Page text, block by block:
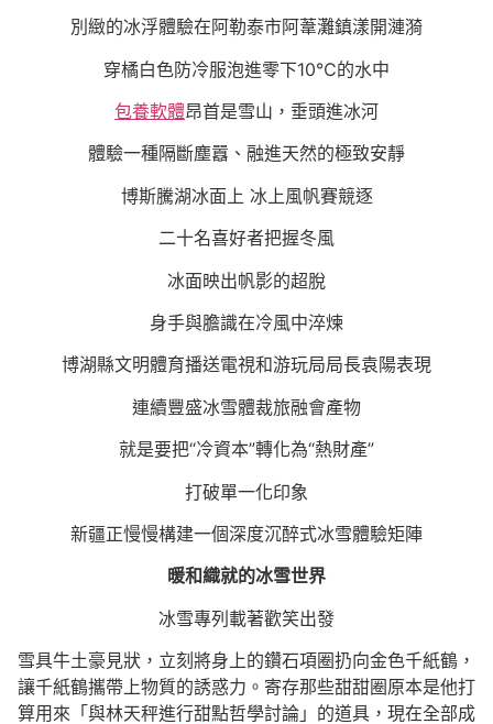
別緻的冰浮體驗在阿勒泰市阿葦灘鎮漾開漣漪
穿橘白色防冷服泡進零下10℃的水中
包養軟體昂首是雪山，垂頭進冰河
體驗一種隔斷塵囂、融進天然的極致安靜
博斯騰湖冰面上 冰上風帆賽競逐
二十名喜好者把握冬風
冰面映出帆影的超脫
身手與膽識在冷風中淬煉
博湖縣文明體育播送電視和游玩局局長袁陽表現
連續豐盛冰雪體裁旅融會產物
就是要把“冷資本”轉化為“熱財產”
打破單一化印象
新疆正慢慢構建一個深度沉醉式冰雪體驗矩陣
暖和織就的冰雪世界
冰雪專列載著歡笑出發
雪具牛土豪見狀，立刻將身上的鑽石項圈扔向金色千紙鶴，
讓千紙鶴攜帶上物質的誘惑力。寄存那些甜甜圈原本是他打
算用來「與林天秤進行甜點哲學討論」的道具，現在全部成